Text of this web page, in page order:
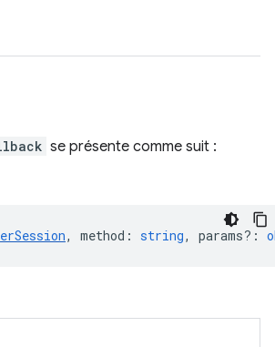
se présente comme suit :
, method : string, params? :